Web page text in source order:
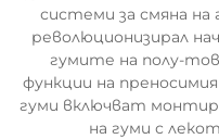
системи за смяна
революционизирал
гумите на полу-
функции на
гуми включват
на гуми с